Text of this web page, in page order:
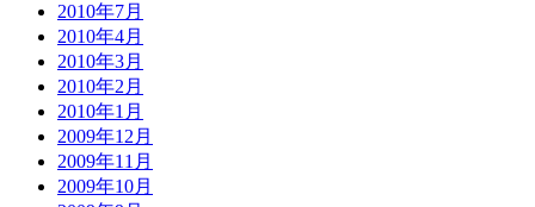
2010年7月
2010年4月
2010年3月
2010年2月
2010年1月
2009年12月
2009年11月
2009年10月